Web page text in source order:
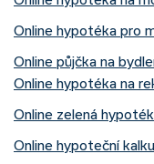
Online hypotéka pro
Online půjčka na
Online hypotéka na
Online zelená
Online hypoteční